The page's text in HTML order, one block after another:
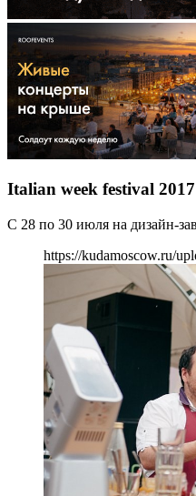
Italian week festival 2017
C 28 по 30 июля на дизайн-
https://kudamoscow.ru/